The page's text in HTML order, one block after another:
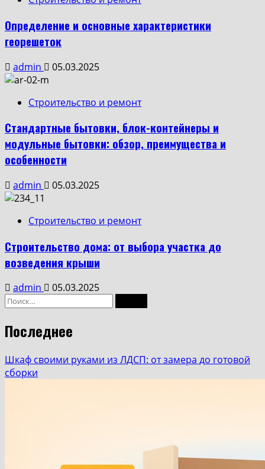
Определение и основные характеристики
георешеток
admin 05.03.2025
Строительство и ремонт
Стандартные бытовки, блок-контейнеры и
модульные бытовки: обзор, преимущества и
особенности
admin 05.03.2025
Строительство и ремонт
Строительство дома: от выбора участка до
возведения крыши
admin 05.03.2025
Последнее
Шкаф своими руками из ЛДСП: от замера до готовой
сборки